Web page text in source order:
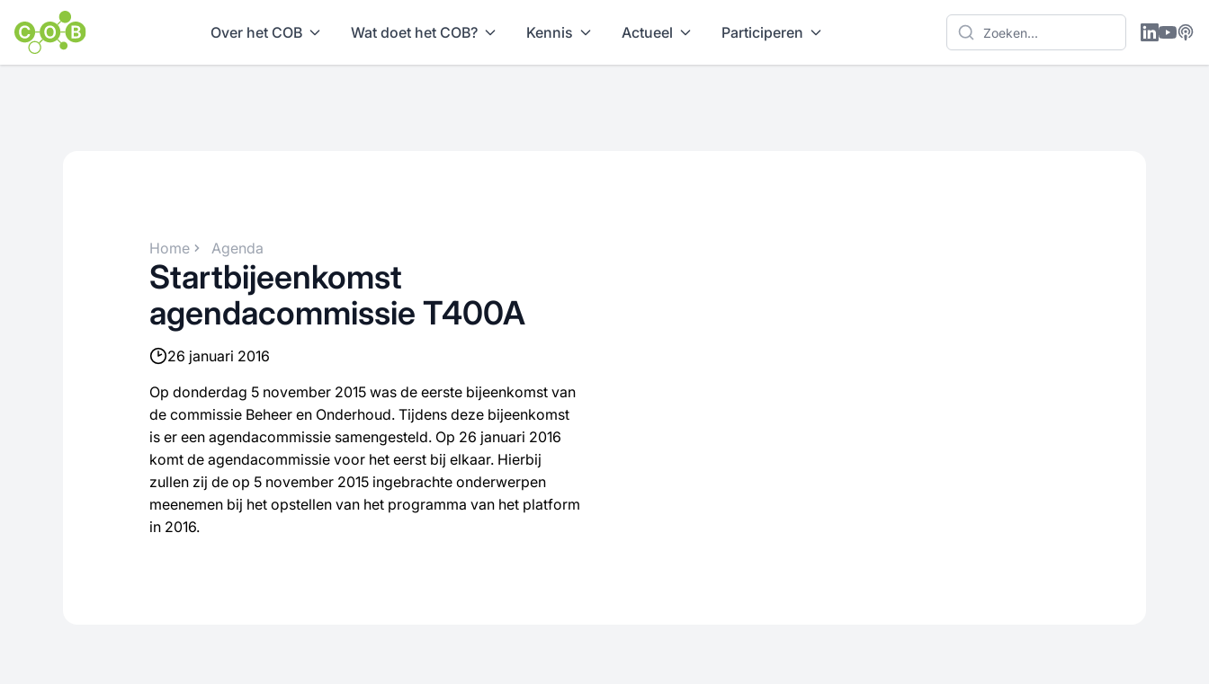
Over het COB Wat doet het COB? Kennis Actueel Participeren
Home Agenda
Startbijeenkomst
agendacommissie T400A
26 januari 2016
Op donderdag 5 november 2015 was de eerste bijeenkomst van
de commissie Beheer en Onderhoud. Tijdens deze bijeenkomst
is er een agendacommissie samengesteld. Op 26 januari 2016
komt de agendacommissie voor het eerst bij elkaar. Hierbij
zullen zij de op 5 november 2015 ingebrachte onderwerpen
meenemen bij het opstellen van het programma van het platform
in 2016.